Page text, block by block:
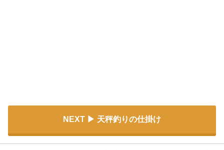
NEXT 天秤釣りの仕掛け